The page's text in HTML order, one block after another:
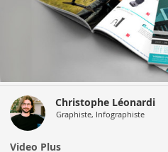
Christophe Léonardi
Graphiste, Infographiste
Video Plus